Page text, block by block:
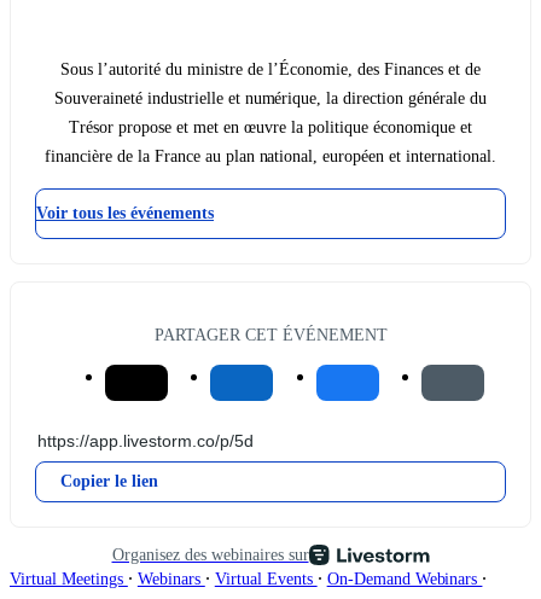
Sous l’autorité du ministre de l’Économie, des Finances et de
Souveraineté industrielle et numérique, la direction générale du
Trésor propose et met en œuvre la politique économique et
financière de la France au plan national, européen et international.
Voir tous les événements
PARTAGER CET ÉVÉNEMENT
Copier le lien
Organisez des webinaires sur
Virtual Meetings ∙ Webinars ∙ Virtual Events ∙ On-Demand Webinars ∙